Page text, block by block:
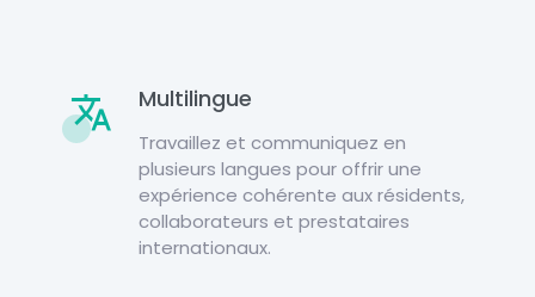
Multilingue
Travaillez et communiquez en
plusieurs langues pour offrir une
expérience cohérente aux résidents,
collaborateurs et prestataires
internationaux.